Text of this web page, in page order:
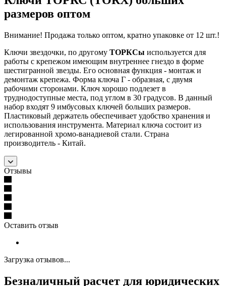
размеров оптом
Внимание! Продажа только оптом, кратно упаковке от 12 шт.!
Ключи звездочки, по другому ТОРКСы используется для
работы с крепежом имеющим внутреннее гнездо в форме
шестигранной звезды. Его основная функция - монтаж и
демонтаж крепежа. Форма ключа Г - образная, с двумя
рабочими сторонами. Ключ хорошо подлезет в
труднодоступные места, под углом в 30 градусов. В данный
набор входят 9 имбусовых ключей больших размеров.
Пластиковый держатель обеспечивает удобство хранения и
использования инструмента. Материал ключа состоит из
легированной хромо-ванадиевой стали. Страна
производитель - Китай.
Отзывы
Оставить отзыв
Загрузка отзывов...
Безналичный расчет для юридических